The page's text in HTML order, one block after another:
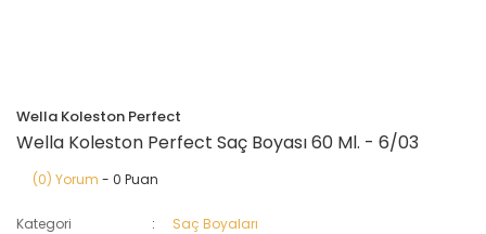
Wella Koleston Perfect
Wella Koleston Perfect Saç Boyası 60 Ml. - 6/03
(0) Yorum - 0 Puan
Kategori
Saç Boyaları